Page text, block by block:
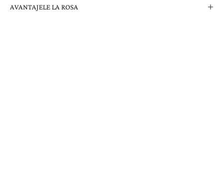
AVANTAJELE LA ROSA